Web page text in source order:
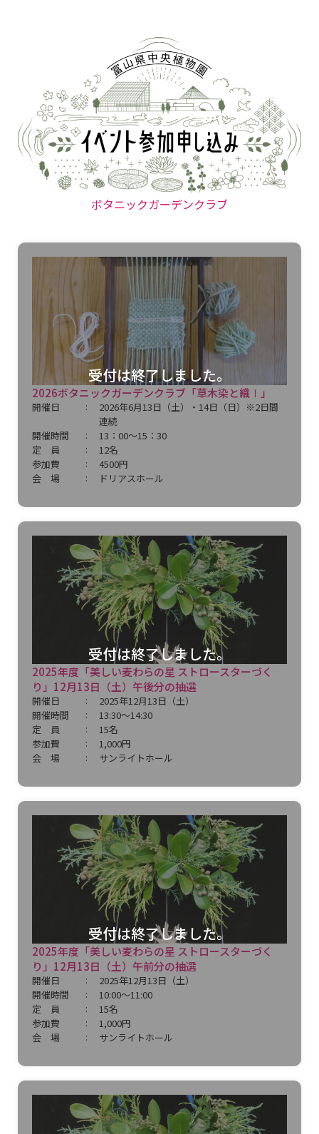
ボタニックガーデンクラブ
2026ボタニックガーデンクラブ「草木染と織Ⅰ」
開催日
2026年6月13日（土）・14日（日）※2日間
連続
開催時間
13：00～15：30
定 員
12名
参加費
4500円
会 場
ドリアスホール
受付は終了しました。
2025年度「美しい麦わらの星 ストロースターづく
り」12月13日（土）午後分の抽選
開催日
2025年12月13日（土）
開催時間
13:30～14:30
定 員
15名
参加費
1,000円
会 場
サンライトホール
受付は終了しました。
2025年度「美しい麦わらの星 ストロースターづく
り」12月13日（土）午前分の抽選
開催日
2025年12月13日（土）
開催時間
10:00～11:00
定 員
15名
参加費
1,000円
会 場
サンライトホール
受付は終了しました。